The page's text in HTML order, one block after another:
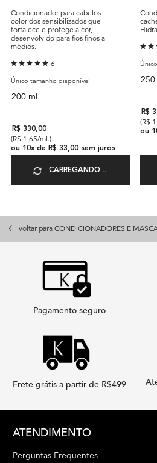
ABSOLU FONDANT CICA
CHROMA
Condicionador para cabelos
coloridos sensibilizados que
fortalece e protege a cor,
desenvolvido para fios finos a
médios.
6
Único tamanho disponível
200 ml
R$ 330,00
(R$ 1,65/ml.)
ou 10x de R$ 33,00 sem juros
CARREGANDO ...
R$
(R$
ou
voltar para CONDICIONADORES E
Pagamento seguro
Frete grátis a partir de R$499
ATENDIMENTO
Perguntas Frequentes